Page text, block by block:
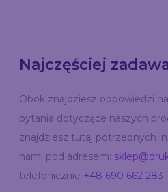
Najczęściej
Obok znajdziesz odpowiedzi
pytania dotyczące naszych
znajdziesz tutaj potrzebnych
nami pod adresem:
telefonicznie +48 690 662 283